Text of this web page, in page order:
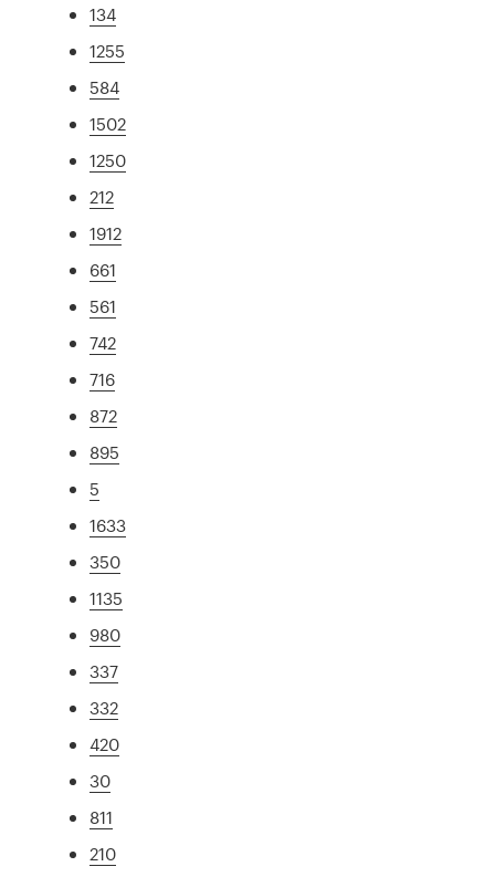
134
1255
584
1502
1250
212
1912
661
561
742
716
872
895
5
1633
350
1135
980
337
332
420
30
811
210